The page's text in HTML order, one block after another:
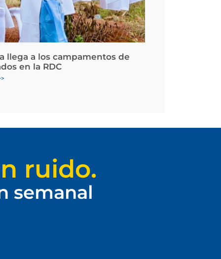
llega a los campamentos de
en la RDC
ruido.
semanal